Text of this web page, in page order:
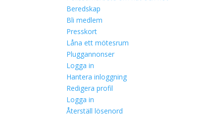
Beredskap
Bli medlem
Presskort
Låna ett mötesrum
Pluggannonser
Logga in
Hantera inloggning
Redigera profil
Logga in
Återställ lösenord